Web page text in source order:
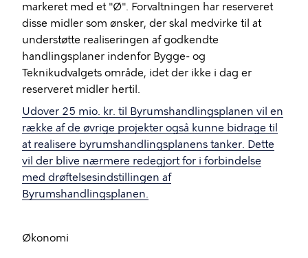
markeret med et "Ø". Forvaltningen har reserveret
disse midler som ønsker, der skal medvirke til at
understøtte realiseringen af godkendte
handlingsplaner indenfor Bygge- og
Teknikudvalgets område, idet der ikke i dag er
reserveret midler hertil.
Udover 25 mio. kr. til Byrumshandlingsplanen vil en
række af de øvrige projekter også kunne bidrage til
at realisere byrumshandlingsplanens tanker. Dette
vil der blive nærmere redegjort for i forbindelse
med drøftelsesindstillingen af
Byrumshandlingsplanen.
Økonomi